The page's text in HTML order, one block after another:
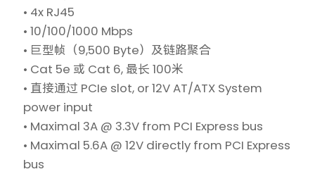
• 4x RJ45
• 10/100/1000 Mbps
• 巨型帧（9,500 Byte）及链路聚合
• Cat 5e 或 Cat 6, 最长 100米
• 直接通过 PCIe slot, or 12V AT/ATX System
power input
• Maximal 3A @ 3.3V from PCI Express bus
• Maximal 5.6A @ 12V directly from PCI Express
bus